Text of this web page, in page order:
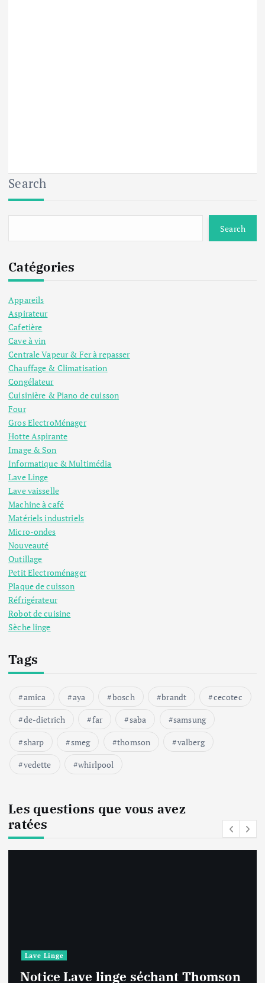
Search
Search
Catégories
Appareils
Aspirateur
Cafetière
Cave à vin
Centrale Vapeur & Fer à repasser
Chauffage & Climatisation
Congélateur
Cuisinière & Piano de cuisson
Four
Gros ElectroMénager
Hotte Aspirante
Image & Son
Informatique & Multimédia
Lave Linge
Lave vaisselle
Machine à café
Matériels industriels
Micro-ondes
Nouveauté
Outillage
Petit Electroménager
Plaque de cuisson
Réfrigérateur
Robot de cuisine
Sèche linge
Tags
amica aya bosch brandt
cecotec
de-dietrich
far saba
samsung
sharp
smeg thomson
valberg
vedette
whirlpool
Les questions que vous avez
ratées
Lave Linge